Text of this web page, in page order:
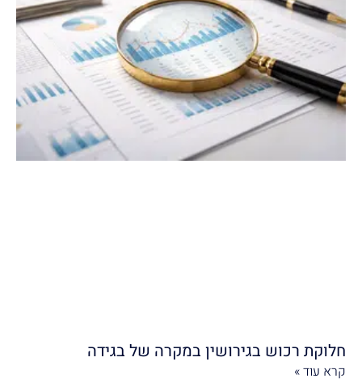
חלוקת רכוש בגירושין במקרה של בגידה
קרא עוד »